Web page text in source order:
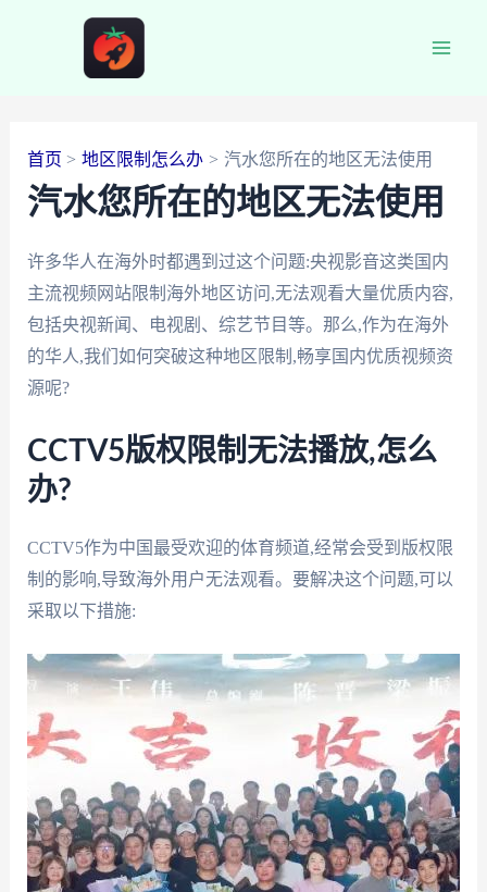
首页 地区限制怎么办 汽水您所在的地区无法使用
汽水您所在的地区无法使用
许多华人在海外时都遇到过这个问题:央视影音这类国内
主流视频网站限制海外地区访问,无法观看大量优质内容,
包括央视新闻、电视剧、综艺节目等。那么,作为在海外
的华人,我们如何突破这种地区限制,畅享国内优质视频资
源呢?
CCTV5版权限制无法播放,怎么
办?
CCTV5作为中国最受欢迎的体育频道,经常会受到版权限
制的影响,导致海外用户无法观看。要解决这个问题,可以
采取以下措施: